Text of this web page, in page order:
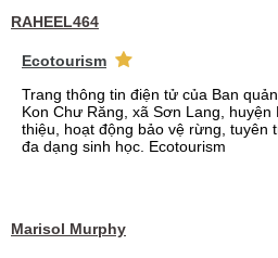
RAHEEL464
Ecotourism
Trang thông tin điện tử của Ban
Kon Chư Răng, xã Sơn Lang,
thiệu, hoạt động bảo vệ rừng, tuyên
đa dạng sinh học. Ecotourism
Marisol Murphy